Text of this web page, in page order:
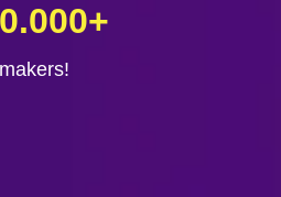
makers!
+